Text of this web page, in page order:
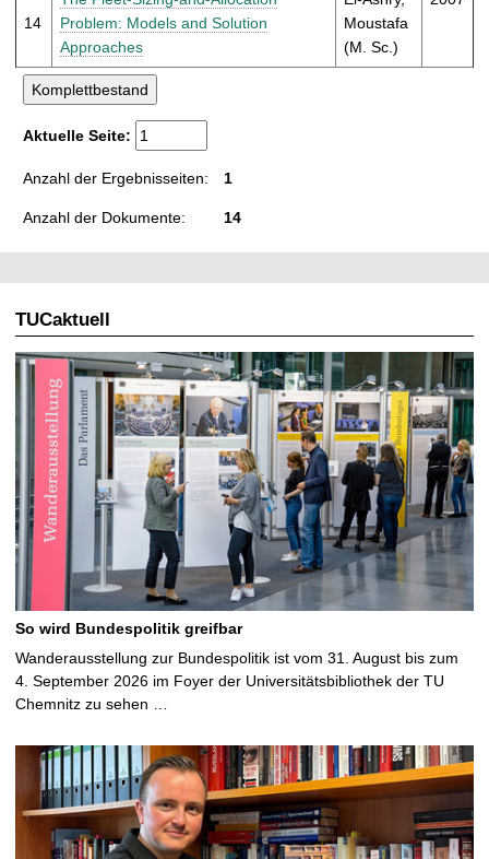
14
Problem: Models and Solution
Approaches
Moustafa
(M. Sc.)
Aktuelle Seite:
Anzahl der Ergebnisseiten: 1
Anzahl der Dokumente: 14
TUCaktuell
So wird Bundespolitik greifbar
Wanderausstellung zur Bundespolitik ist vom 31. August bis zum
4. September 2026 im Foyer der Universitätsbibliothek der TU
Chemnitz zu sehen …